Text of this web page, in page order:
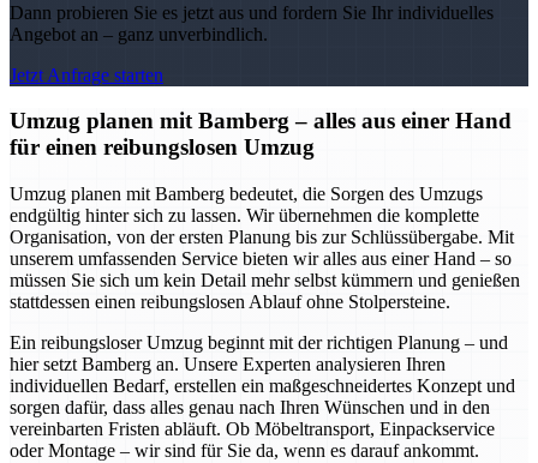
Dann probieren Sie es jetzt aus und fordern Sie Ihr individuelles
Angebot an – ganz unverbindlich.
Jetzt Anfrage starten
Umzug planen mit Bamberg – alles aus einer Hand
für einen reibungslosen Umzug
Umzug planen mit Bamberg bedeutet, die Sorgen des Umzugs
endgültig hinter sich zu lassen. Wir übernehmen die komplette
Organisation, von der ersten Planung bis zur Schlüssübergabe. Mit
unserem umfassenden Service bieten wir alles aus einer Hand – so
müssen Sie sich um kein Detail mehr selbst kümmern und genießen
stattdessen einen reibungslosen Ablauf ohne Stolpersteine.
Ein reibungsloser Umzug beginnt mit der richtigen Planung – und
hier setzt Bamberg an. Unsere Experten analysieren Ihren
individuellen Bedarf, erstellen ein maßgeschneidertes Konzept und
sorgen dafür, dass alles genau nach Ihren Wünschen und in den
vereinbarten Fristen abläuft. Ob Möbeltransport, Einpackservice
oder Montage – wir sind für Sie da, wenn es darauf ankommt.